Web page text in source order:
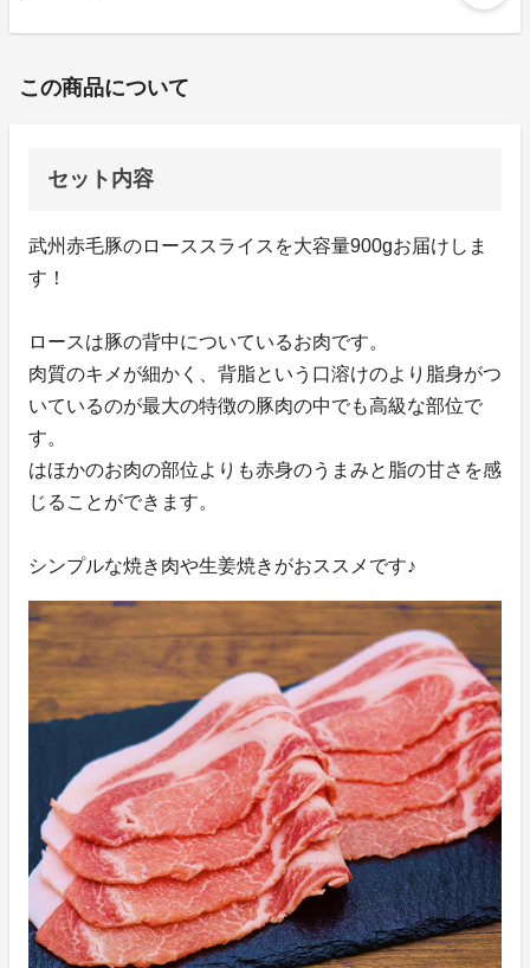
この商品について
セット内容
武州赤毛豚のローススライスを大容量900gお届けしま
す！
ロースは豚の背中についているお肉です。
肉質のキメが細かく、背脂という口溶けのより脂身がつ
いているのが最大の特徴の豚肉の中でも高級な部位で
す。
はほかのお肉の部位よりも赤身のうまみと脂の甘さを感
じることができます。
シンプルな焼き肉や生姜焼きがおススメです♪